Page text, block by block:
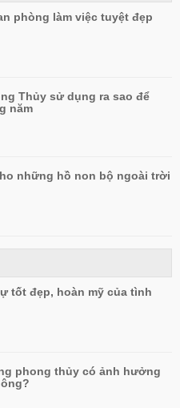
phòng làm việc tuyệt đẹp
Thủy sử dụng ra sao để
năm
những hồ non bộ ngoài trời
tốt đẹp, hoàn mỹ của tình
phong thủy có ảnh hưởng